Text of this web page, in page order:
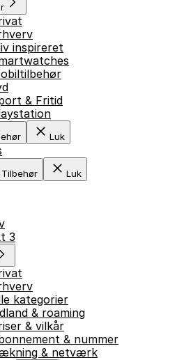
inspireret
& Fritid
Luk
Luk
3
kategorier
& roaming
& vilkår
& nummer
& netværk